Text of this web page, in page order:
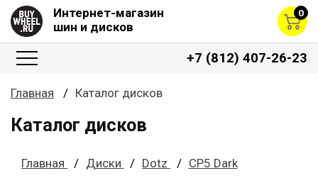
Интернет-магазин
шин и дисков
0
+7 (812) 407-26-23
Главная Каталог дисков
Каталог дисков
Главная Диски Dotz CP5 Dark